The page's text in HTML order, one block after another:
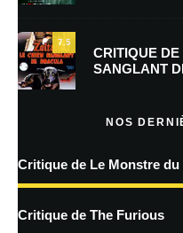
mon prochain commentaire.
Prévenez-moi de tous les
Prévenez-moi de tous les
traitées
7.5
CRITIQUE
SANGLANT
NOS
Critique de Le Monstre du
Critique de The Furious